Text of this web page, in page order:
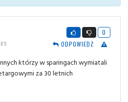
0
ODPOWIEDZ
którzy w sparingach wymiatali
za 30 letnich